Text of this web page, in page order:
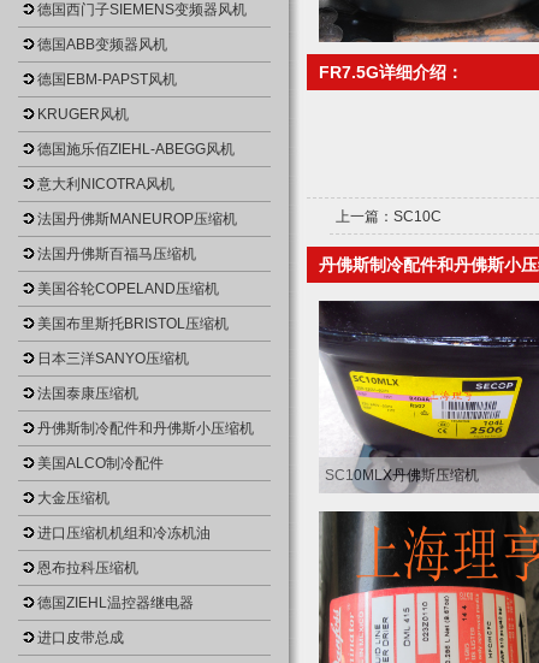
德国西门子SIEMENS变频器风机
德国ABB变频器风机
德国EBM-PAPST风机
KRUGER风机
德国施乐佰ZIEHL-ABEGG风机
意大利NICOTRA风机
法国丹佛斯MANEUROP压缩机
法国丹佛斯百福马压缩机
美国谷轮COPELAND压缩机
美国布里斯托BRISTOL压缩机
日本三洋SANYO压缩机
法国泰康压缩机
丹佛斯制冷配件和丹佛斯小压缩机
美国ALCO制冷配件
大金压缩机
进口压缩机机组和冷冻机油
恩布拉科压缩机
德国ZIEHL温控器继电器
进口皮带总成
FR7.5G详细介绍：
上一篇： SC10C
丹佛斯制冷配件和丹佛斯小
SC10MLX丹佛斯压缩机